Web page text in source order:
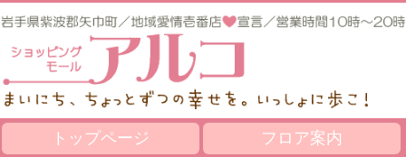
トップページ フロア案内